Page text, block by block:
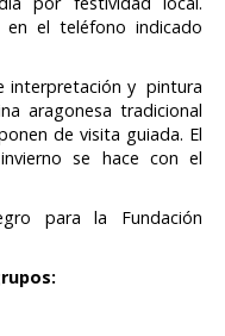
el teléfono indicado
interpretación y pintura
aragonesa tradicional
de visita guiada. El
se hace con el
para la Fundación